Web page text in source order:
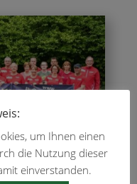
um Ihnen einen
die Nutzung dieser
einverstanden.